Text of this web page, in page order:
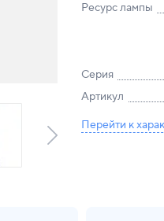
Ресурс лампы
Серия
Артикул
Перейти к